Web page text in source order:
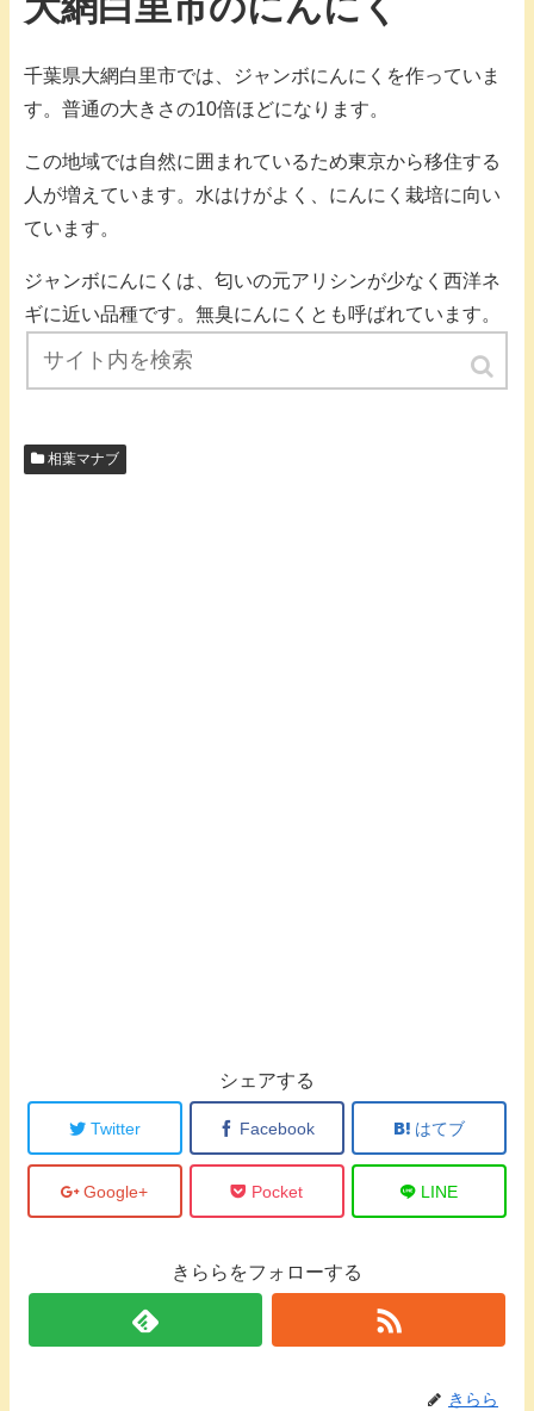
千葉県大網白里市では、ジャンボにんにくを作っていま
す。普通の大きさの10倍ほどになります。
この地域では自然に囲まれているため東京から移住する
人が増えています。水はけがよく、にんにく栽培に向い
ています。
ジャンボにんにくは、匂いの元アリシンが少なく西洋ネ
ギに近い品種です。無臭にんにくとも呼ばれています。
（記事内画像出典：公式ページ）
相葉マナブ
シェアする
Twitter Facebook はてブ
Google+ Pocket LINE
きららをフォローする
きらら